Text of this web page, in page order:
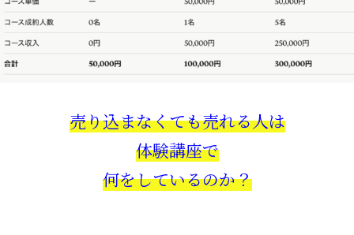
売り込まなくても売れる人は
体験講座で
何をしているのか？